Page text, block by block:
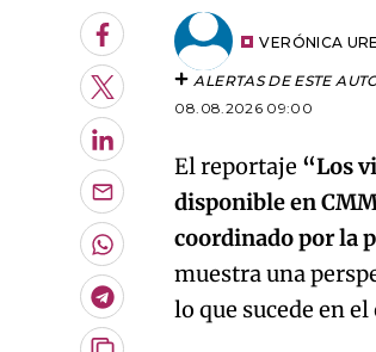
Facebook
Twitter
LinkedIn
Enviar
por
Email
Whatsapp
Telegram
VERÓNICA
ALERTAS DE ESTE
08.08.2026 09:00
El reportaje “Los
disponible en
coordinado por la
muestra una
lo que sucede en